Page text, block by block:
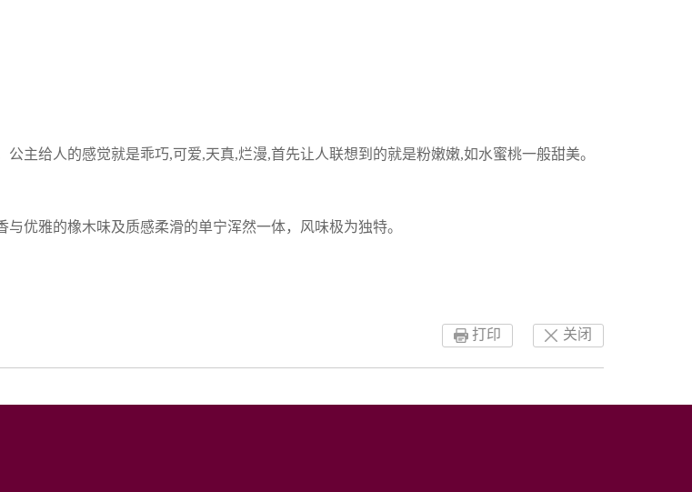
主给人的感觉就是乖巧,可爱,天真,烂漫,首先让人联想到的就是粉嫩嫩,如水蜜桃一般甜美。
优雅的橡木味及质感柔滑的单宁浑然一体，风味极为独特。
关闭
打印